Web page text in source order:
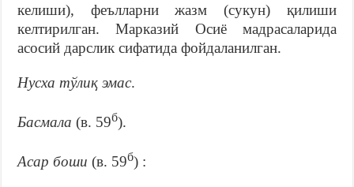
келиши), феълларни жазм (сукун) қилиши
келтирилган. Марказий Осиё мадрасаларида
асосий дарслик сифатида фойдаланилган.
Нусха тўлиқ эмас.
Басмала (в. 59б).
Асар боши (в. 59б) :